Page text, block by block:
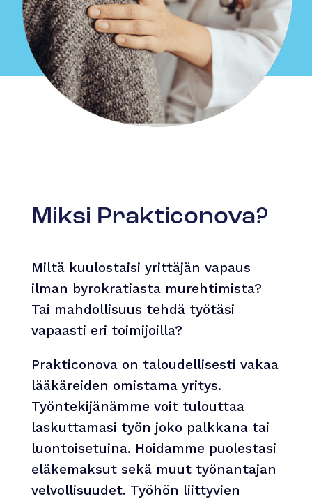
Miksi Prakticonova?
Miltä kuulostaisi yrittäjän vapaus
ilman byrokratiasta murehtimista?
Tai mahdollisuus tehdä työtäsi
vapaasti eri toimijoilla?
Prakticonova on taloudellisesti vakaa
lääkäreiden omistama yritys.
Työntekijänämme voit tulouttaa
laskuttamasi työn joko palkkana tai
luontoisetuina. Hoidamme puolestasi
eläkemaksut sekä muut työnantajan
velvollisuudet. Työhön liittyvien